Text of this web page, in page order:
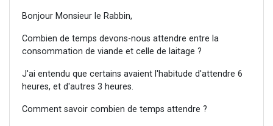
Bonjour Monsieur le Rabbin,
Combien de temps devons-nous attendre entre la
consommation de viande et celle de laitage ?
J'ai entendu que certains avaient l'habitude d'attendre 6
heures, et d'autres 3 heures.
Comment savoir combien de temps attendre ?